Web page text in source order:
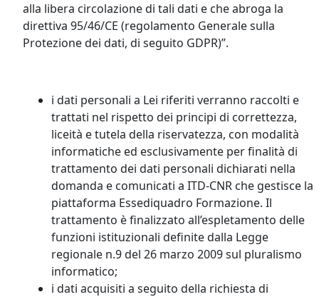
alla libera circolazione di tali dati e che abroga la
direttiva 95/46/CE (regolamento Generale sulla
Protezione dei dati, di seguito GDPR)”.
i dati personali a Lei riferiti verranno raccolti e
trattati nel rispetto dei principi di correttezza,
liceità e tutela della riservatezza, con modalità
informatiche ed esclusivamente per finalità di
trattamento dei dati personali dichiarati nella
domanda e comunicati a ITD-CNR che gestisce la
piattaforma Essediquadro Formazione. Il
trattamento è finalizzato all’espletamento delle
funzioni istituzionali definite dalla Legge
regionale n.9 del 26 marzo 2009 sul pluralismo
informatico;
i dati acquisiti a seguito della richiesta di